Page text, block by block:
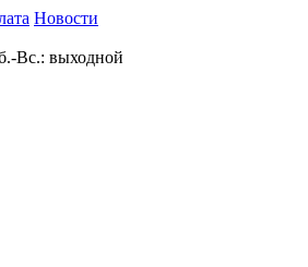
Новости
Вс.: выходной